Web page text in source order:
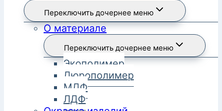
Переключить дочернее меню
О материале
Переключить дочернее меню
Экополимер
Дюрополимер
МДФ
ЛДФ